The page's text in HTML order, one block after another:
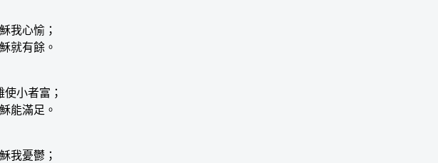
我心愉；
就有餘。
小者富；
能滿足。
我憂鬱；